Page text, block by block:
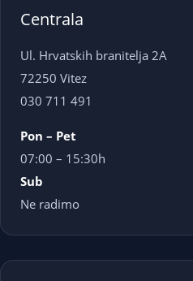
Centrala
Ul. Hrvatskih branitelja 2A
72250 Vitez
030 711 491
Pon – Pet
07:00 – 15:30h
Sub
Ne radimo